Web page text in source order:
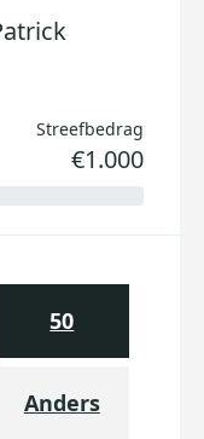
Streefbedrag
€1.000
50
Anders